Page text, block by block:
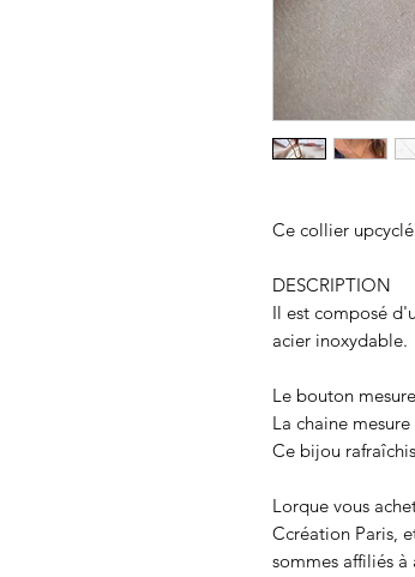
Ce collier
DESCRIPTION
Il est composé
acier inoxydable.
Le bouton
La chaine
Ce bijou
Lorque vous
Ccréation Paris,
sommes affiliés à